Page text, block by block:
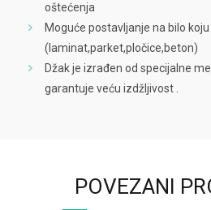
oštećenja
Moguće postavljanje na bilo
(laminat,parket,pločice,beton)
Džak je izrađen od specijalne
garantuje veću izdžljivost .
POVEZANI